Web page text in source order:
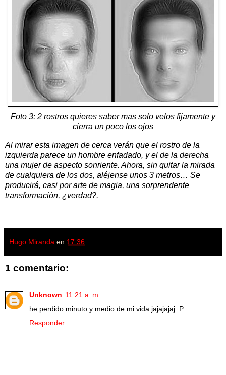
Foto 3: 2 rostros quieres saber mas solo velos fijamente y
cierra un poco los ojos
Al mirar esta imagen de cerca verán que el rostro de la
izquierda parece un hombre enfadado, y el de la derecha
una mujer de aspecto sonriente. Ahora, sin quitar la mirada
de cualquiera de los dos, aléjense unos 3 metros… Se
producirá, casi por arte de magia, una sorprendente
transformación, ¿verdad?.
Hugo Miranda en 17:36
1 comentario:
Unknown 11:21 a. m.
he perdido minuto y medio de mi vida jajajajaj :P
Responder